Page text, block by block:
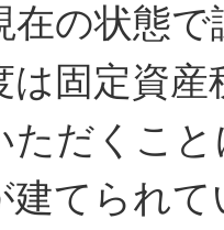
在の状態
は固定資産
ただくこ
建てられ